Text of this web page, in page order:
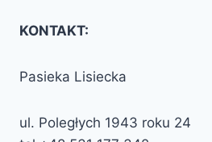
KONTAKT:
Pasieka Lisiecka
ul. Poległych 1943 roku 24